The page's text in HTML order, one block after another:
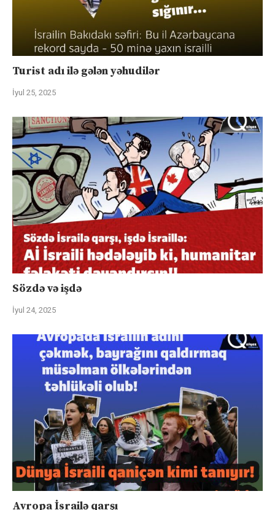
Turist adı ilə gələn yəhudilər
İyul 25, 2025
Sözdə və işdə
İyul 24, 2025
Avropa İsrailə qarşı